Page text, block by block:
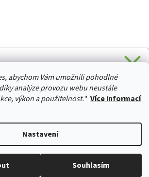
abychom Vám umožnili pohodlné
analýze provozu webu neustále
výkon a použitelnost." Více informací
Nastavení
Souhlasím
HURTTA-COLLECTION.CZ
. Všechna práva vyhrazena.Upravit
odběru novinek z našeho obchodu a je
Vaše :)
Ano, chci se přihlásit
Zásady zpracování osobních údajů